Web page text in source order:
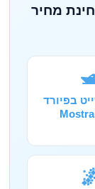
מחיר
בפיורד